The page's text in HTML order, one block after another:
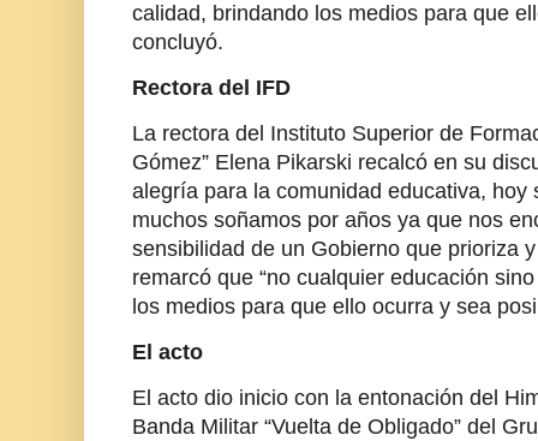
calidad, brindando los medios para que
concluyó.
Rectora del IFD
La rectora del Instituto Superior de
Gómez” Elena Pikarski recalcó en su
alegría para la comunidad educativa, hoy
muchos soñamos por años ya que nos
sensibilidad de un Gobierno que prioriza
remarcó que “no cualquier educación
los medios para que ello ocurra y sea
El acto
El acto dio inicio con la entonación del
Banda Militar “Vuelta de Obligado” del